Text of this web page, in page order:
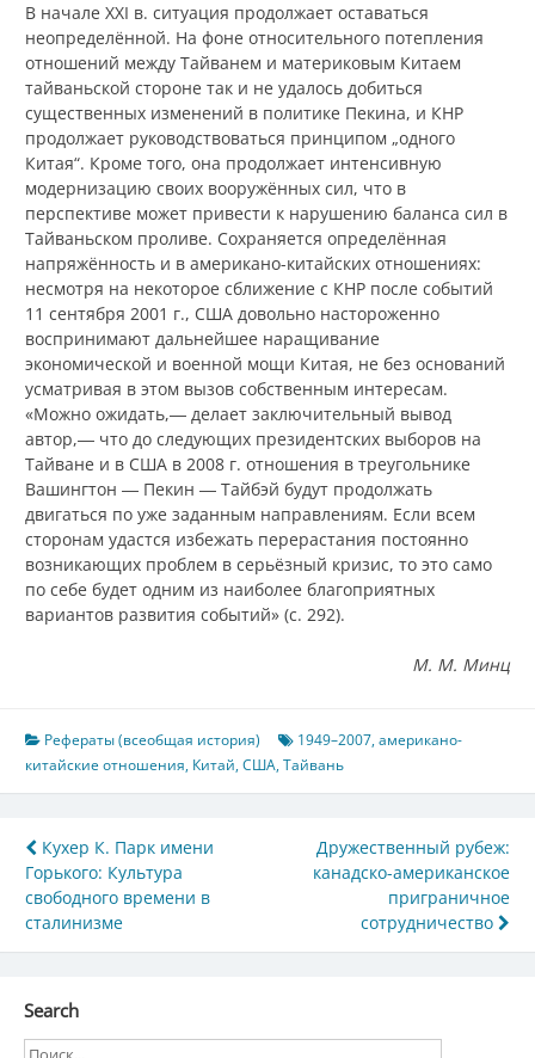
В начале XXI в. ситуация продолжает оставаться
неопределённой. На фоне относительного потепления
отношений между Тайванем и материковым Китаем
тайваньской стороне так и не удалось добиться
существенных изменений в политике Пекина, и КНР
продолжает руководствоваться принципом „одного
Китая“. Кроме того, она продолжает интенсивную
модернизацию своих вооружённых сил, что в
перспективе может привести к нарушению баланса сил в
Тайваньском проливе. Сохраняется определённая
напряжённость и в американо-китайских отношениях:
несмотря на некоторое сближение с КНР после событий
11 сентября 2001 г., США довольно настороженно
воспринимают дальнейшее наращивание
экономической и военной мощи Китая, не без оснований
усматривая в этом вызов собственным интересам.
«Можно ожидать,― делает заключительный вывод
автор,― что до следующих президентских выборов на
Тайване и в США в 2008 г. отношения в треугольнике
Вашингтон ― Пекин ― Тайбэй будут продолжать
двигаться по уже заданным направлениям. Если всем
сторонам удастся избежать перерастания постоянно
возникающих проблем в серьёзный кризис, то это само
по себе будет одним из наиболее благоприятных
вариантов развития событий» (с. 292).
М. М. Минц
Рефераты (всеобщая история) 1949–2007,американо-
китайские отношения, Китай,США,Тайвань
Навигация
по
записям
Кухер К. Парк имени
Горького: Культура
свободного времени в
сталинизме
Дружественный рубеж:
канадско-американское
приграничное
сотрудничество
Search